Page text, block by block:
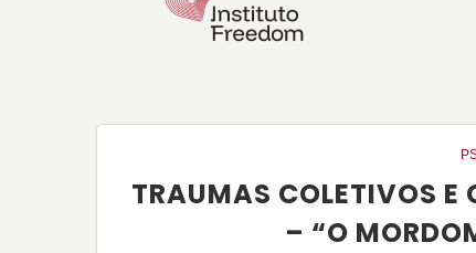
TRAUMAS COLETIVOS E
– “O